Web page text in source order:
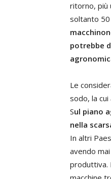
ritorno, più
soltanto
potrebbe
Le
sodo, la
Sul piano
nella
In altri
avendo
produttiva.